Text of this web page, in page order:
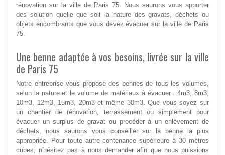
rénovation sur la ville de Paris 75. Nous saurons vous apporter
des solution quelle que soit la nature des gravats, déchets ou
objets encombrants que vous devez évacuer sur la ville de Paris
75.
Une benne adaptée à vos besoins, livrée sur la ville
de Paris 75
Notre entreprise vous propose des bennes de tous les volumes,
selon la nature et le volume de matériaux à évacuer : 4m3, 8m3,
10m3, 12m3, 15m3, 20m3 et même 30m3. Que vous soyez sur
un chantier de rénovation, terrassement ou simplement pour
évacuer un surplus de gravat ou procéder à un enlèvement de
déchets, nous saurons vous conseiller sur la benne la plus
appropriée. Pour toute autre contenance supérieure à 30 mètres
cubes, n'hésitez pas à nous demander afin que nous puissions